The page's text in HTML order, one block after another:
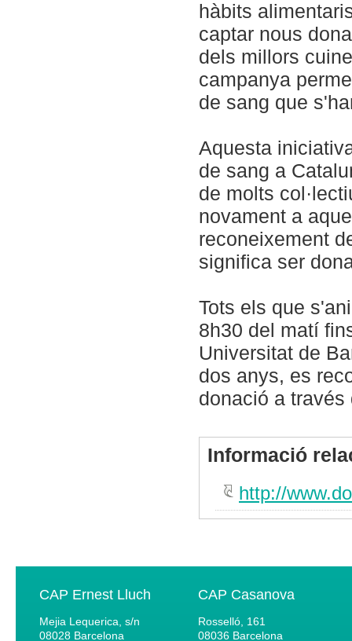
hàbits
captar nous
dels millors
campanya
de sang que
Aquesta
de sang a
de molts
novament a
reconeixement
significa ser
Tots els que
8h30 del matí
Universitat de
dos anys, es
donació a
Informació
http://
CAP Ernest Lluch
Mejia Lequerica, s/n
08028 Barcelona
CAP Casanova
Rosselló, 161
08036 Barcelona